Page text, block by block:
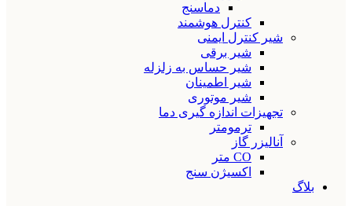
دماسنج
کنترل هوشمند
شیر کنترل ایمنی
شیر برقی
شیر حساس به زلزله
شیر اطمینان
شیر موتوری
تجهیزات اندازه گیری دما
ترمومتر
آنالیزر گاز
CO متر
اکسیژن سنج
بلاگ